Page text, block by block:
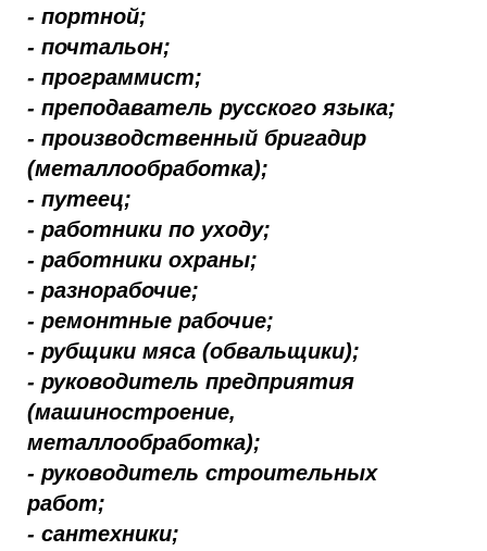
- портной;
- почтальон;
- программист;
- преподаватель русского языка;
- производственный бригадир
(металлообработка);
- путеец;
- работники по уходу;
- работники охраны;
- разнорабочие;
- ремонтные рабочие;
- рубщики мяса (обвальщики);
- руководитель предприятия
(машиностроение,
металлообработка);
- руководитель строительных
работ;
- сантехники;